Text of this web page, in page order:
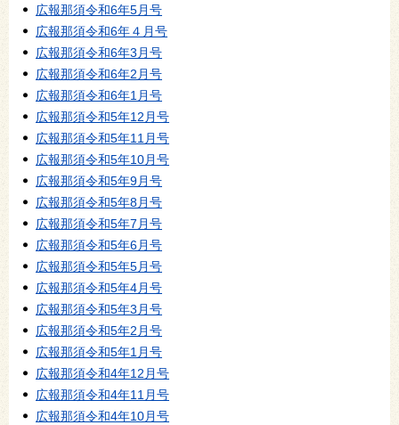
広報那須令和6年5月号
広報那須令和6年４月号
広報那須令和6年3月号
広報那須令和6年2月号
広報那須令和6年1月号
広報那須令和5年12月号
広報那須令和5年11月号
広報那須令和5年10月号
広報那須令和5年9月号
広報那須令和5年8月号
広報那須令和5年7月号
広報那須令和5年6月号
広報那須令和5年5月号
広報那須令和5年4月号
広報那須令和5年3月号
広報那須令和5年2月号
広報那須令和5年1月号
広報那須令和4年12月号
広報那須令和4年11月号
広報那須令和4年10月号